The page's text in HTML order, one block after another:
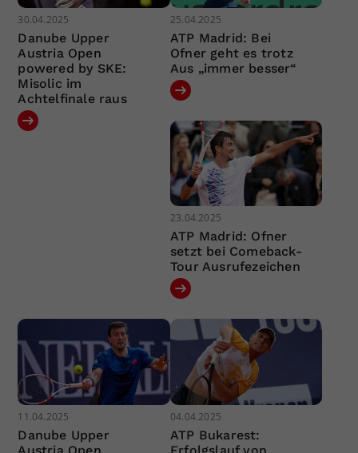
30.04.2025
Danube Upper
Austria Open
powered by SKE:
Misolic im
Achtelfinale raus
25.04.2025
ATP Madrid: Bei
Ofner geht es trotz
Aus „immer besser“
23.04.2025
ATP Madrid: Ofner
setzt bei Comeback-
Tour Ausrufezeichen
11.04.2025
Danube Upper
04.04.2025
ATP Bukarest: